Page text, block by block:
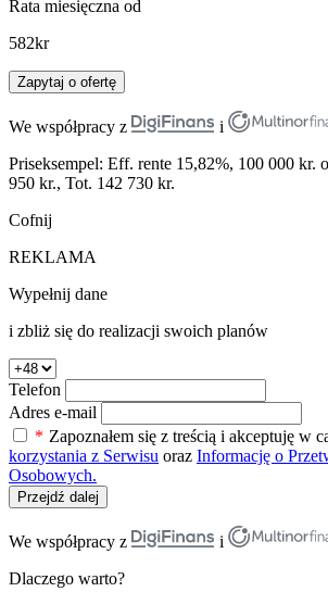
Rata miesięczna od
582kr
Zapytaj o ofertę
We współpracy z
i
Priseksempel: Eff. rente 15,82%, 100 000 kr.
950 kr., Tot. 142 730 kr.
Cofnij
REKLAMA
Wypełnij dane
i zbliż się do realizacji swoich planów
Telefon
Adres e-mail
* Zapoznałem się z treścią i akceptuję w
korzystania z Serwisu oraz Informację o
Osobowych.
Przejdź dalej
We współpracy z
i
Dlaczego warto?